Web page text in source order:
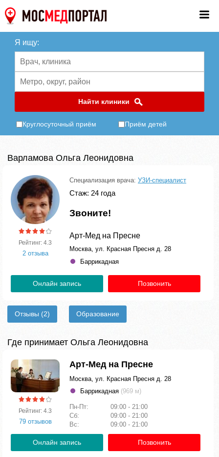
Я ищу:
Найти клиники
Круглосуточный приём Приём детей
Варламова Ольга Леонидовна
Рейтинг: 4.3
2 отзыва
Специализация врача: УЗИ-специалист
Стаж: 24 года
Звоните!
Арт-Мед на Пресне
Москва, ул. Красная Пресня д. 28
Баррикадная
Онлайн запись Позвонить
Отзывы (2) Образование
Где принимает Ольга Леонидовна
Рейтинг: 4.3
79 отзывов
Арт-Мед на Пресне
Москва, ул. Красная Пресня д. 28
Баррикадная (969 м)
Пн-Пт:
09:00 - 21:00
Сб:
09:00 - 21:00
Вс:
09:00 - 21:00
Онлайн запись Позвонить